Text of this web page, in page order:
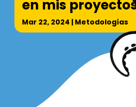
en mis
Mar 22, 2024 | Metodologías